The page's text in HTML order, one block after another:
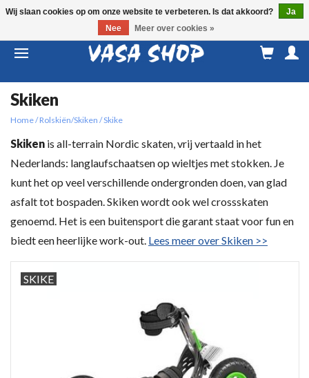
Skiken
Home/Rolskiën/Skiken /Skike
Skiken is all-terrain Nordic skaten, vrij vertaald in het
Nederlands: langlaufschaatsen op wieltjes met stokken. Je
kunt het op veel verschillende ondergronden doen, van glad
asfalt tot bospaden. Skiken wordt ook wel crossskaten
genoemd. Het is een buitensport die garant staat voor fun en
biedt een heerlijke work-out. Lees meer over Skiken >>
SKIKE
Wij slaan cookies op om onze website te verbeteren. Is dat akkoord?
Ja
Nee
Meer over cookies »